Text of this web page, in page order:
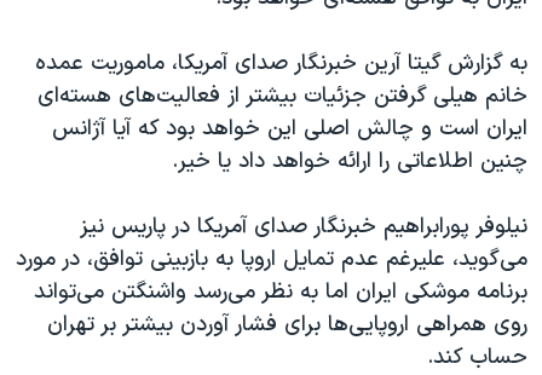
به گزارش گیتا آرین خبرنگار صدای آمریکا، ماموریت عمده
خانم هیلی گرفتن جزئیات بیشتر از فعالیت‌های هسته‌ای
ایران است و چالش اصلی این خواهد بود که آیا آژانس
چنین اطلاعاتی را ارائه خواهد داد یا خیر.
نیلوفر پورابراهیم خبرنگار صدای آمریکا در پاریس نیز
می‌گوید، علیرغم عدم تمایل اروپا به بازبینی توافق، در مورد
برنامه موشکی ایران اما به نظر می‌رسد واشنگتن می‌تواند
روی همراهی اروپایی‌ها برای فشار آوردن بیشتر بر تهران
حساب کند.